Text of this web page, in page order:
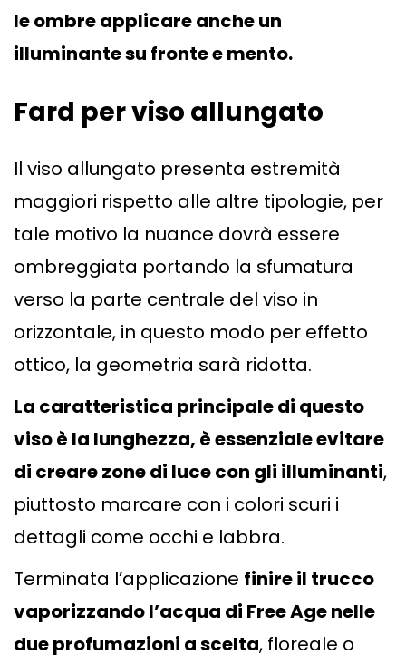
le ombre applicare anche un
illuminante su fronte e mento.
Fard per viso allungato
Il viso allungato presenta estremità
maggiori rispetto alle altre tipologie, per
tale motivo la nuance dovrà essere
ombreggiata portando la sfumatura
verso la parte centrale del viso in
orizzontale, in questo modo per effetto
ottico, la geometria sarà ridotta.
La caratteristica principale di questo
viso è la lunghezza, è essenziale evitare
di creare zone di luce con gli illuminanti,
piuttosto marcare con i colori scuri i
dettagli come occhi e labbra.
Terminata l’applicazione finire il trucco
vaporizzando l’acqua di Free Age nelle
due profumazioni a scelta, floreale o